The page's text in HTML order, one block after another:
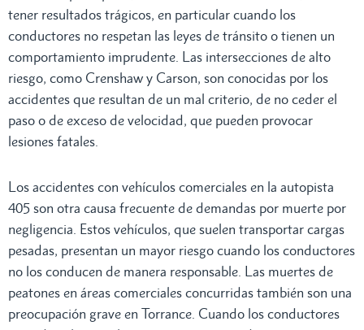
tener resultados trágicos, en particular cuando los
conductores no respetan las leyes de tránsito o tienen un
comportamiento imprudente. Las intersecciones de alto
riesgo, como Crenshaw y Carson, son conocidas por los
accidentes que resultan de un mal criterio, de no ceder el
paso o de exceso de velocidad, que pueden provocar
lesiones fatales.
Los accidentes con vehículos comerciales en la autopista
405 son otra causa frecuente de demandas por muerte por
negligencia. Estos vehículos, que suelen transportar cargas
pesadas, presentan un mayor riesgo cuando los conductores
no los conducen de manera responsable. Las muertes de
peatones en áreas comerciales concurridas también son una
preocupación grave en Torrance. Cuando los conductores